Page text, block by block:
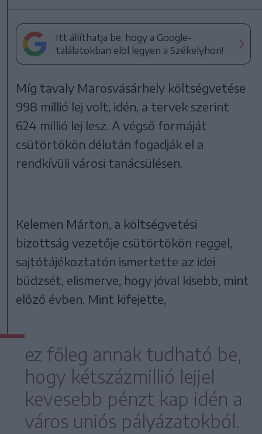
Itt állíthatja be, hogy a Google-
találatokban elöl legyen a Székelyhon!
Míg tavaly Marosvásárhely költségvetése
998 millió lej volt, idén, a tervek szerint
624 millió lej lesz. A végső formáját
csütörtökön délután fogadják el a
rendkívüli városi tanácsülésen.
Kelemen Márton, a költségvetési
bizottság vezetője csütörtökön reggel,
sajtótájékoztatón ismertette az idei
büdzsét, elismerve, hogy jóval kisebb, mint
előző évben. Mint kifejette,
ez főleg annak tudható be,
hogy kétszázmillió lejjel
kevesebb pénzt kap idén a
város uniós pályázatokból.